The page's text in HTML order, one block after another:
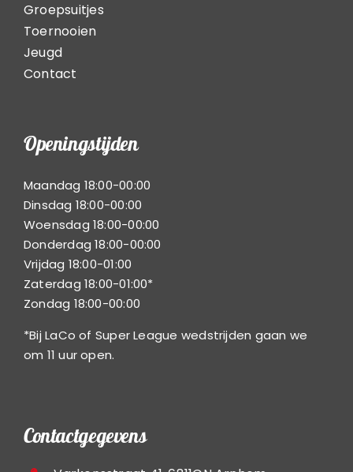
Groepsuitjes
Toernooien
Jeugd
Contact
Openingstijden
Maandag 18:00-00:00
Dinsdag 18:00-00:00
Woensdag 18:00-00:00
Donderdag 18:00-00:00
Vrijdag 18:00-01:00
Zaterdag 18:00-01:00*
Zondag 18:00-00:00
*Bij LaCo of Super League wedstrijden gaan we
om 11 uur open.
Contactgegevens